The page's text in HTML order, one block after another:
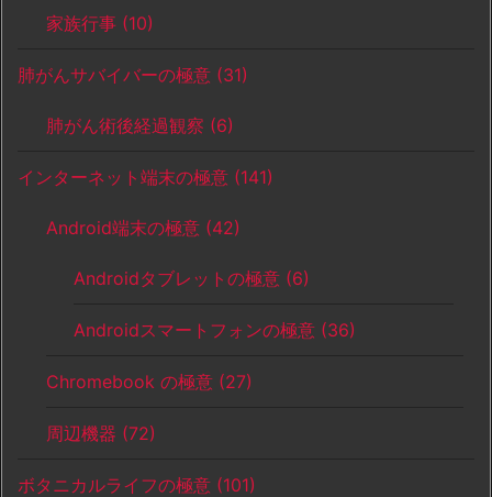
家族行事 (10)
肺がんサバイバーの極意 (31)
肺がん術後経過観察 (6)
インターネット端末の極意 (141)
Android端末の極意 (42)
Androidタブレットの極意 (6)
Androidスマートフォンの極意 (36)
Chromebook の極意 (27)
周辺機器 (72)
ボタニカルライフの極意 (101)